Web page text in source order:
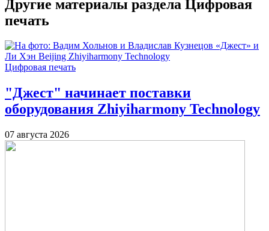
Другие материалы раздела Цифровая
печать
Цифровая печать
"Джест" начинает поставки
оборудования Zhiyiharmony Technology
07 августа 2026